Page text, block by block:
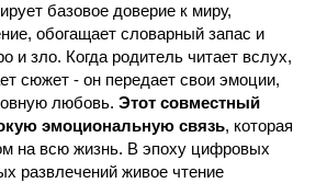
базовое доверие к миру,
обогащает словарный запас и
и зло. Когда родитель читает вслух,
сюжет - он передает свои эмоции,
любовь. Этот совместный
эмоциональную связь, которая
на всю жизнь. В эпоху цифровых
развлечений живое чтение